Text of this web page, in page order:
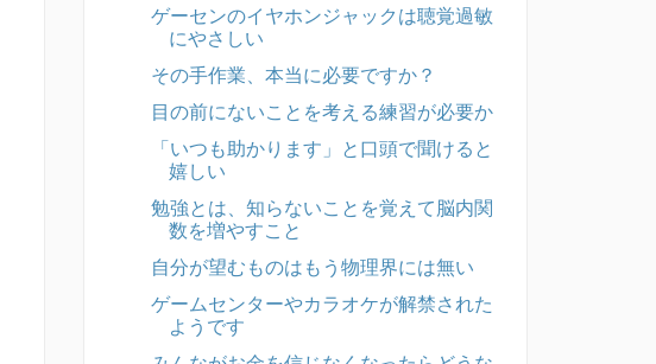
ゲーセンのイヤホンジャックは聴覚過敏
にやさしい
その手作業、本当に必要ですか？
目の前にないことを考える練習が必要か
「いつも助かります」と口頭で聞けると
嬉しい
勉強とは、知らないことを覚えて脳内関
数を増やすこと
自分が望むものはもう物理界には無い
ゲームセンターやカラオケが解禁された
ようです